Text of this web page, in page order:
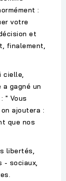
:
votre
et
finalement,
cielle,
gagné un
" Vous
ajoutera :
que nos
libertés,
- sociaux,